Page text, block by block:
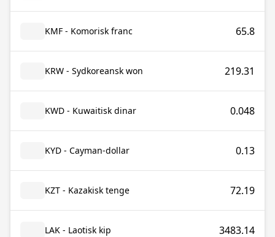
KMF - Komorisk franc 65.8
KRW - Sydkoreansk won 219.31
KWD - Kuwaitisk dinar 0.048
KYD - Cayman-dollar 0.13
KZT - Kazakisk tenge 72.19
LAK - Laotisk kip 3483.14